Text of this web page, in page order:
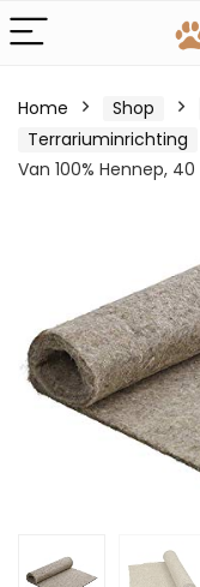
Home Shop
Terrariuminrichting
Van 100% Hennep, 40